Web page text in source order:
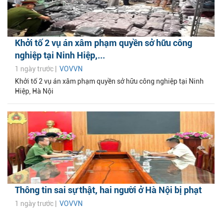
Khởi tố 2 vụ án xâm phạm quyền sở hữu công
nghiệp tại Ninh Hiệp,...
1 ngày trước | VOVVN
Khởi tố 2 vụ án xâm phạm quyền sở hữu công nghiệp tại Ninh
Hiệp, Hà Nội
Thông tin sai sự thật, hai người ở Hà Nội bị phạt
1 ngày trước | VOVVN